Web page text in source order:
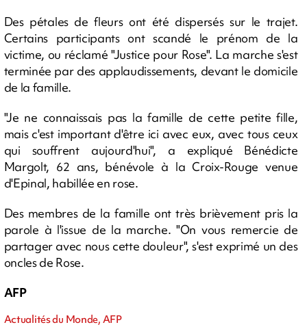
Des pétales de fleurs ont été dispersés sur le trajet.
Certains participants ont scandé le prénom de la
victime, ou réclamé "Justice pour Rose". La marche s'est
terminée par des applaudissements, devant le domicile
de la famille.
"Je ne connaissais pas la famille de cette petite fille,
mais c'est important d'être ici avec eux, avec tous ceux
qui souffrent aujourd'hui", a expliqué Bénédicte
Margolt, 62 ans, bénévole à la Croix-Rouge venue
d'Epinal, habillée en rose.
Des membres de la famille ont très brièvement pris la
parole à l'issue de la marche. "On vous remercie de
partager avec nous cette douleur", s'est exprimé un des
oncles de Rose.
AFP
Actualités du Monde, AFP